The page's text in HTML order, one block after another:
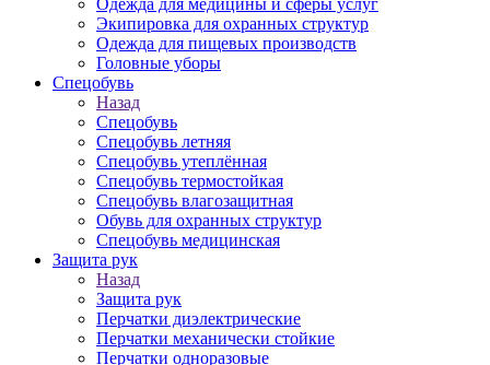
Одежда для медицины и сферы услуг
Экипировка для охранных структур
Одежда для пищевых производств
Головные уборы
Спецобувь
Назад
Спецобувь
Спецобувь летняя
Спецобувь утеплённая
Спецобувь термостойкая
Спецобувь влагозащитная
Обувь для охранных структур
Спецобувь медицинская
Защита рук
Назад
Защита рук
Перчатки диэлектрические
Перчатки механически стойкие
Перчатки одноразовые